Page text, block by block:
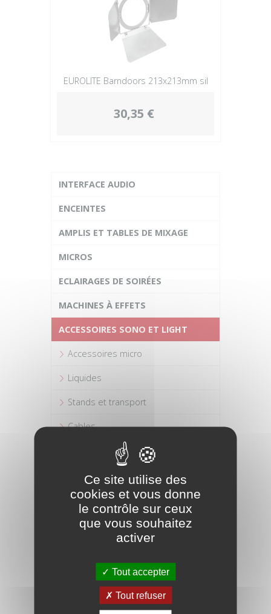
EUROLITE Barndoors 213x213mm sil
30,35 €
INTERFACE AUDIO
ENCEINTES
AMPLIS ET TABLES DE MIXAGE
MICROS
ECLAIRAGES DE SOIRÉES
MACHINES À EFFETS
ACCESSOIRES SONO ET LIGHT
Accessoires micro
Liquides
Stands et transport
Cables
Adaptateurs
Connectiques
Accessoires divers
Accessoires lumières
EGALISEURS
Ce site utilise des
cookies et vous donne
le contrôle sur ceux
que vous souhaitez
activer
Tout accepter
Tout refuser